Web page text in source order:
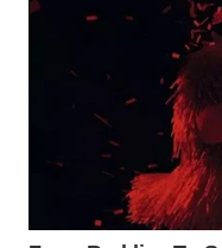
BOROBUDUR
WN